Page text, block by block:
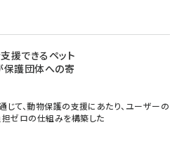
援できるペット
保護団体への寄
じて、動物保護の支援にあたり、ユーザーの
ゼロの仕組みを構築した